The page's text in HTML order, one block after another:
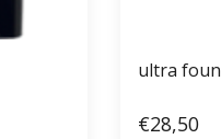
ultra
€28,50